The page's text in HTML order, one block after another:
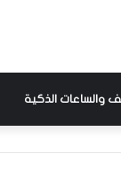
والساعات الذكية